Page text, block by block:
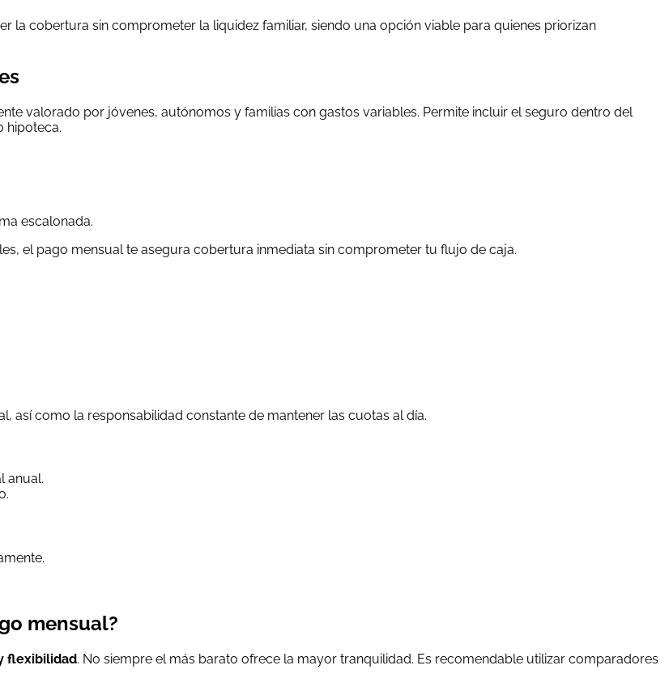
la cobertura sin comprometer la liquidez familiar, siendo una opción viable para quienes priorizan
valorado por jóvenes, autónomos y familias con gastos variables. Permite incluir el seguro dentro del
hipoteca.
escalonada.
el pago mensual te asegura cobertura inmediata sin comprometer tu flujo de caja.
así como la responsabilidad constante de mantener las cuotas al día.
anual.
mensual?
flexibilidad. No siempre el más barato ofrece la mayor tranquilidad. Es recomendable utilizar comparadores